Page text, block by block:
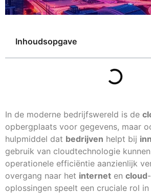
Inhoudsopgave
In de moderne bedrijfswereld is de
opbergplaats voor gegevens, maar
hulpmiddel dat bedrijven helpt bij
gebruik van cloudtechnologie
operationele efficiëntie aanzienlijk
overgang naar het internet en cloud
oplossingen speelt een cruciale rol